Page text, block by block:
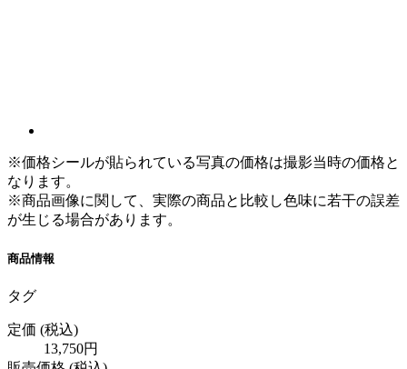
※価格シールが貼られている写真の価格は撮影当時の価格と
なります。
※商品画像に関して、実際の商品と比較し色味に若干の誤差
が生じる場合があります。
商品情報
タグ
定価 (税込)
13,750円